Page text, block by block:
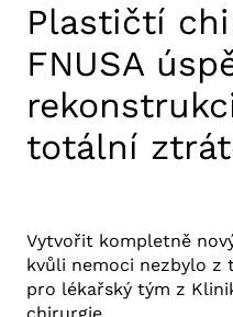
Plastičtí
FNUSA
totální
Vytvořit kompletně
kvůli nemoci nezbylo z
pro lékařský tým z